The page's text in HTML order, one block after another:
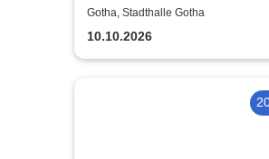
Rocknacht
Gotha, Stadthalle Gotha
10.10.2026